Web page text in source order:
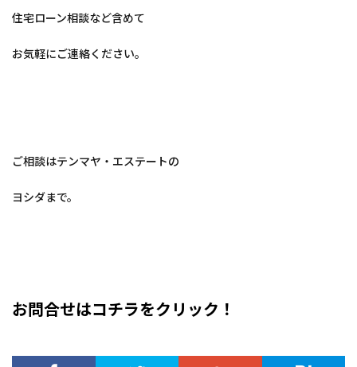
住宅ローン相談など含めて
お気軽にご連絡ください。
ご相談はテンマヤ・エステートの
ヨシダまで。
お問合せはコチラをクリック！